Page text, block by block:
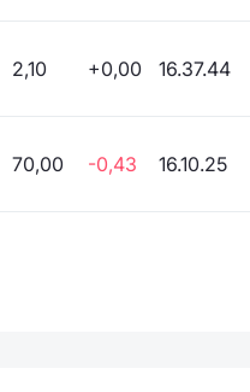
2,10 +0,00 16.37.44
70,00 -0,43 16.10.25